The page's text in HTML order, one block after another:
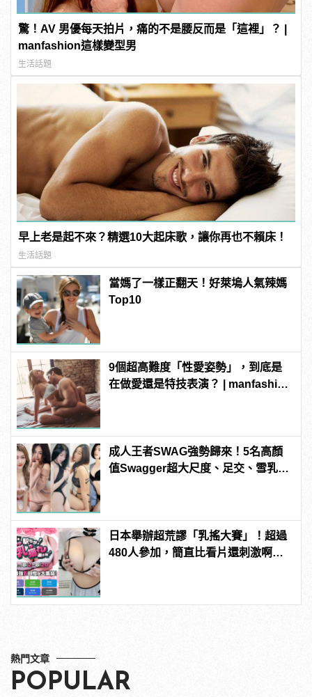
驚！AV 男優每天拍片，痛的不是腰反而是「這裡」？ |
manfashion這樣變型男
生活話題
早上老是起不來？精選10大起床歌，讓你再也不賴床！
生活話題
當媽了一樣正翻天！好萊塢人氣辣媽
Top10
9個超高難度「性愛姿勢」，到底是
在做愛還是特技表演？ | manfashion
成人王者SWAG強勢歸來！5名高顏
值Swagger超大尺度、足交、雪乳、
日本舉辦超荒謬「乳搖大賽」！超過
480人參加，簡直比看片還刺激啊！ |
熱門文章
POPULAR